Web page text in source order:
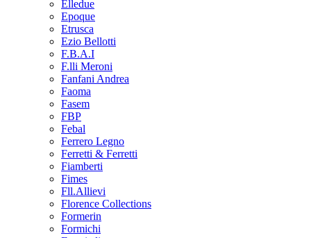
Elledue
Epoque
Etrusca
Ezio Bellotti
F.B.A.I
F.lli Meroni
Fanfani Andrea
Faoma
Fasem
FBP
Febal
Ferrero Legno
Ferretti & Ferretti
Fiamberti
Fimes
Fll.Allievi
Florence Collections
Formerin
Formichi